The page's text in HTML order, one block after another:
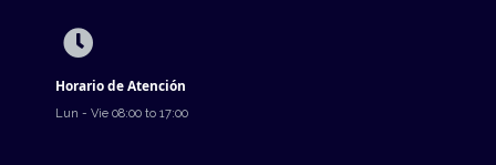
Horario de Atención
Lun - Vie 08:00 to 17:00